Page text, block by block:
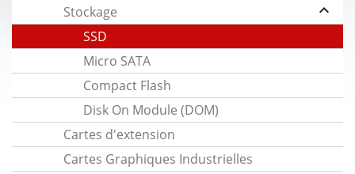
Stockage keyboard_arrow_up
SSD
Micro SATA
Compact Flash
Disk On Module (DOM)
Cartes d'extension
Cartes Graphiques Industrielles